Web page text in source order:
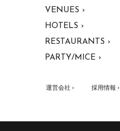
VENUES ›
HOTELS ›
RESTAURANTS ›
PARTY/MICE ›
運営会社 › 採用情報 ›